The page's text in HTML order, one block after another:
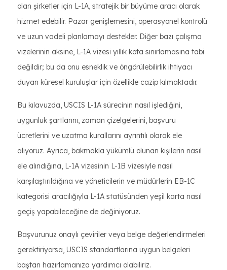
olan şirketler için L-1A, stratejik bir büyüme aracı olarak
hizmet edebilir. Pazar genişlemesini, operasyonel kontrolü
ve uzun vadeli planlamayı destekler. Diğer bazı çalışma
vizelerinin aksine, L-1A vizesi yıllık kota sınırlamasına tabi
değildir; bu da onu esneklik ve öngörülebilirlik ihtiyacı
duyan küresel kuruluşlar için özellikle cazip kılmaktadır.
Bu kılavuzda, USCIS L-1A sürecinin nasıl işlediğini,
uygunluk şartlarını, zaman çizelgelerini, başvuru
ücretlerini ve uzatma kurallarını ayrıntılı olarak ele
alıyoruz. Ayrıca, bakmakla yükümlü olunan kişilerin nasıl
ele alındığına, L-1A vizesinin L-1B vizesiyle nasıl
karşılaştırıldığına ve yöneticilerin ve müdürlerin EB-1C
kategorisi aracılığıyla L-1A statüsünden yeşil karta nasıl
geçiş yapabileceğine de değiniyoruz.
Başvurunuz onaylı çeviriler veya belge değerlendirmeleri
gerektiriyorsa, USCIS standartlarına uygun belgeleri
baştan hazırlamanıza yardımcı olabiliriz.